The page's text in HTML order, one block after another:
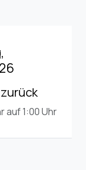
auf 1:00 Uhr